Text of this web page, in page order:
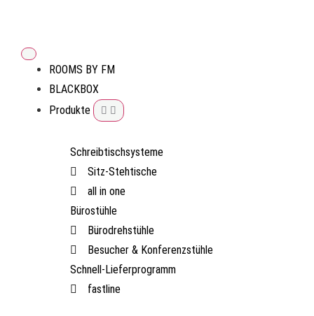
ROOMS BY FM
BLACKBOX
Produkte
Schreibtischsysteme
Sitz-Stehtische
all in one
Bürostühle
Bürodrehstühle
Besucher & Konferenzstühle
Schnell-Lieferprogramm
fastline